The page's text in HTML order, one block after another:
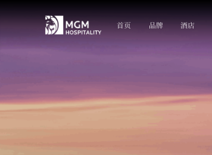
首页 品牌 酒店